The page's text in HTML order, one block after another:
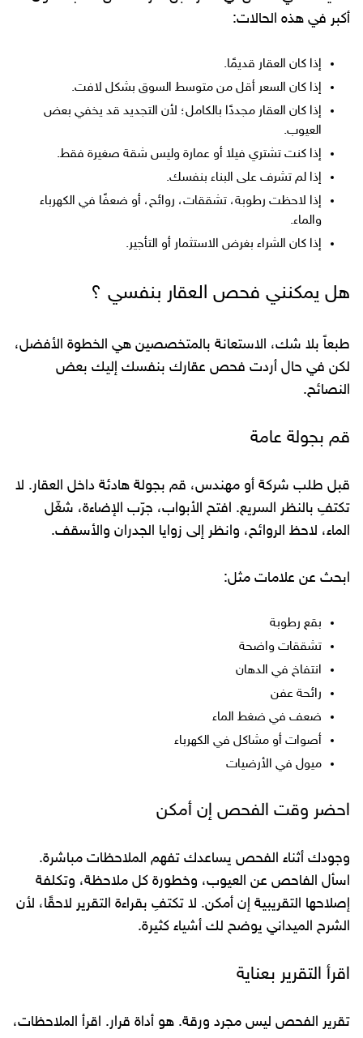
أكبر في هذه الحالات:
إذا كان العقار قديمًا.
إذا كان السعر أقل من متوسط السوق بشكل لافت.
إذا كان العقار مجددًا بالكامل؛ لأن التجديد قد يخفي بعض
العيوب.
إذا كنت تشتري فيلا أو عمارة وليس شقة صغيرة فقط.
إذا لم تشرف على البناء بنفسك.
إذا لاحظت رطوبة، تشققات، روائح، أو ضعفًا في الكهرباء
والماء.
إذا كان الشراء بغرض الاستثمار أو التأجير.
هل يمكنني فحص العقار بنفسي ؟
طبعاً بلا شك، الاستعانة بالمتخصصين هي الخطوة الأفضل،
لكن في حال أردت فحص عقارك بنفسك إليك بعض
النصائح.
قم بجولة عامة
قبل طلب شركة أو مهندس، قم بجولة هادئة داخل العقار. لا
تكتفِ بالنظر السريع. افتح الأبواب، جرّب الإضاءة، شغّل
الماء، لاحظ الروائح، وانظر إلى زوايا الجدران والأسقف.
ابحث عن علامات مثل:
بقع رطوبة
تشققات واضحة
انتفاخ في الدهان
رائحة عفن
ضعف في ضغط الماء
أصوات أو مشاكل في الكهرباء
ميول في الأرضيات
احضر وقت الفحص إن أمكن
وجودك أثناء الفحص يساعدك تفهم الملاحظات مباشرة.
اسأل الفاحص عن العيوب، وخطورة كل ملاحظة، وتكلفة
إصلاحها التقريبية إن أمكن. لا تكتفِ بقراءة التقرير لاحقًا، لأن
الشرح الميداني يوضح لك أشياء كثيرة.
اقرأ التقرير بعناية
تقرير الفحص ليس مجرد ورقة. هو أداة قرار. اقرأ الملاحظات،